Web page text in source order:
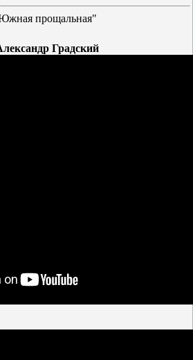
прощальная"
Градский